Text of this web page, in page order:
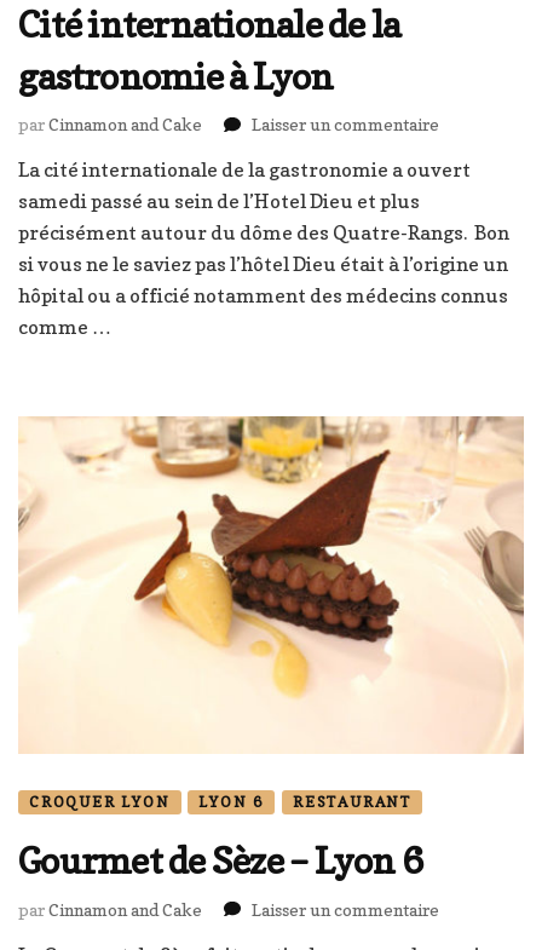
Cité internationale de la
gastronomie à Lyon
parCinnamon and Cake Laisser un commentaire
gastronomie
à
Lyon
La cité internationale de la gastronomie a ouvert
samedi passé au sein de l’Hotel Dieu et plus
précisément autour du dôme des Quatre-Rangs. Bon
si vous ne le saviez pas l’hôtel Dieu était à l’origine un
hôpital ou a officié notamment des médecins connus
comme …
CROQUER LYON LYON 6 RESTAURANT
Gourmet de Sèze – Lyon 6
parCinnamon and Cake Laisser un commentaire